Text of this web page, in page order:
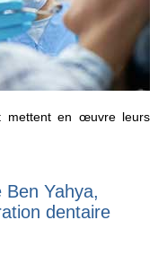
mettent en œuvre leurs
Yahya,
dentaire